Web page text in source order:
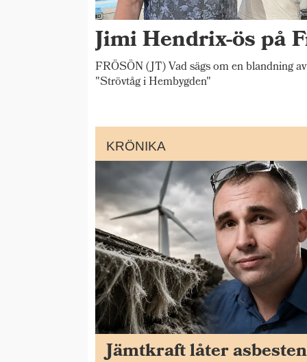
Jimi Hendrix-ös på
FRÖSÖN (JT) Vad sägs om en blandning
"Strövtåg i Hembygden"
KRÖNIKA
Jämtkraft låter asbesten